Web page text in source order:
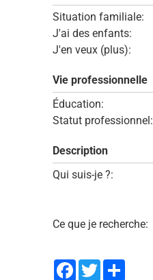
Situation familiale:
J'ai des enfants:
J'en veux (plus):
Vie professionnelle
Éducation:
Statut professionnel:
Description
Qui suis-je ?:
Ce que je recherche:
Facebook
TwitterShare